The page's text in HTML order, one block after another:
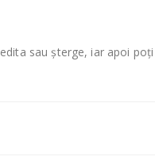
sau șterge, iar apoi poți